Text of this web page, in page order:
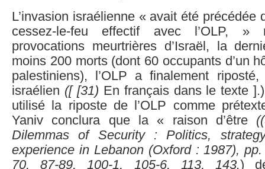
L’invasion israélienne « avait été précédée
cessez-le-feu effectif avec l’OLP,
provocations meurtrières d’Israël, la
moins 200 morts (dont 60 occupants d’un
palestiniens), l’OLP a finalement
israélien ([ [31) En français dans le texte
utilisé la riposte de l’OLP comme
Yaniv conclura que la « raison d’être ((
Dilemmas of Security : Politics,
experience in Lebanon (Oxford : 1987),
70, 87-89, 100-1, 105-6, 113, 143.)